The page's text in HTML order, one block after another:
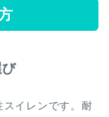
スイレンです。耐